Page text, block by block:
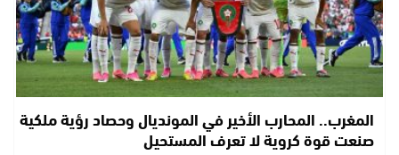
المغرب.. المحارب الأخير في المونديال وحصاد رؤية ملكية
صنعت قوة كروية لا تعرف المستحيل